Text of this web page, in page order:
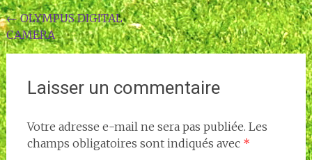
Navigation
de
l'article
←OLYMPUS DIGITAL
CAMERA
Laisser un commentaire
Votre adresse e-mail ne sera pas publiée. Les
champs obligatoires sont indiqués avec *